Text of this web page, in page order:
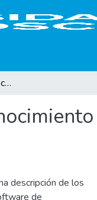
Prototipo de software de computadora para reconocimiento de firmas manuscritas
descripción de los
de